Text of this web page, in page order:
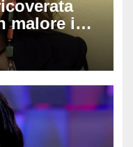
malore in
l’ex